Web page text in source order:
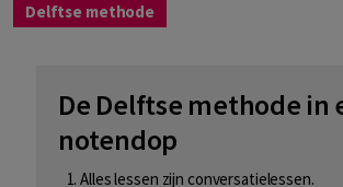
Delftse methode
De Delftse methode in
notendop
Alles lessen zijn conversatielessen.